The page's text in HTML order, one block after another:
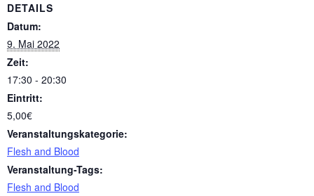
DETAILS
Datum:
9. Mai 2022
Zeit:
17:30 - 20:30
Eintritt:
5,00€
Veranstaltungskategorie:
Flesh and Blood
Veranstaltung-Tags:
Flesh and Blood